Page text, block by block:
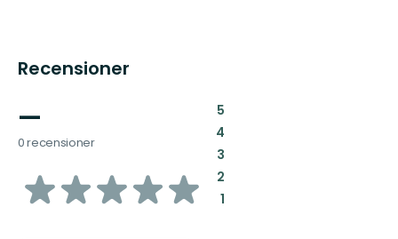
Recensioner
—
0 recensioner
av
5:
4:
3:
2:
1: